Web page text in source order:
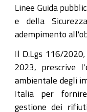
Linee Guida
e della
adempimento
Il D.Lgs 116/
2023, prescrive
ambientale degli
Italia per
gestione dei